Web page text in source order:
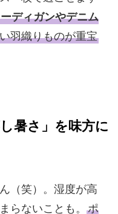
ディガンやデニム
羽織りものが重宝
暑さ」を味方に
（笑）。湿度が高
らないことも。
ポ